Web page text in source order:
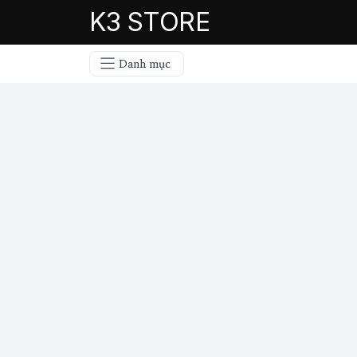
K3 STORE
Danh mục